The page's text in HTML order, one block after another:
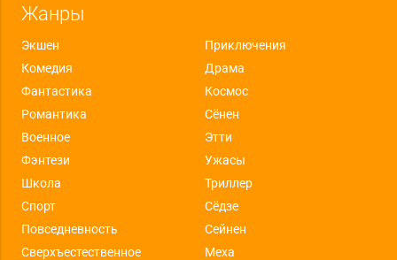
Жанры
Экшен
Приключения
Комедия
Драма
Фантастика
Космос
Романтика
Сёнен
Военное
Этти
Фэнтези
Ужасы
Школа
Триллер
Спорт
Сёдзе
Повседневность
Сейнен
Сверхъестественное
Меха